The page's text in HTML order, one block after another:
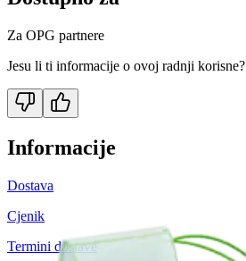
Za OPG partnere
Jesu li ti informacije o ovoj radnji korisne?
Informacije
Dostava
Cjenik
Termini dostave